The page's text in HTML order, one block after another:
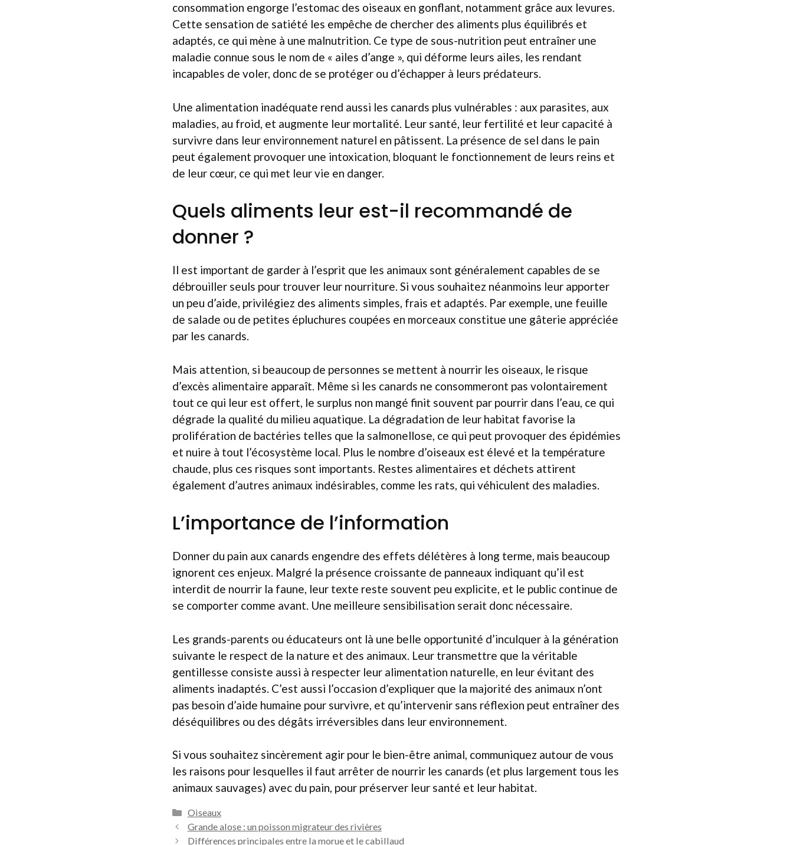
consommation engorge l’estomac des oiseaux en gonflant, notamment grâce aux levures.
Cette sensation de satiété les empêche de chercher des aliments plus équilibrés et
adaptés, ce qui mène à une malnutrition. Ce type de sous-nutrition peut entraîner une
maladie connue sous le nom de « ailes d’ange », qui déforme leurs ailes, les rendant
incapables de voler, donc de se protéger ou d’échapper à leurs prédateurs.
Une alimentation inadéquate rend aussi les canards plus vulnérables : aux parasites, aux
maladies, au froid, et augmente leur mortalité. Leur santé, leur fertilité et leur capacité à
survivre dans leur environnement naturel en pâtissent. La présence de sel dans le pain
peut également provoquer une intoxication, bloquant le fonctionnement de leurs reins et
de leur cœur, ce qui met leur vie en danger.
Quels aliments leur est-il recommandé de
donner ?
Il est important de garder à l’esprit que les animaux sont généralement capables de se
débrouiller seuls pour trouver leur nourriture. Si vous souhaitez néanmoins leur apporter
un peu d’aide, privilégiez des aliments simples, frais et adaptés. Par exemple, une feuille
de salade ou de petites épluchures coupées en morceaux constitue une gâterie appréciée
par les canards.
Mais attention, si beaucoup de personnes se mettent à nourrir les oiseaux, le risque
d’excès alimentaire apparaît. Même si les canards ne consommeront pas volontairement
tout ce qui leur est offert, le surplus non mangé finit souvent par pourrir dans l’eau, ce qui
dégrade la qualité du milieu aquatique. La dégradation de leur habitat favorise la
prolifération de bactéries telles que la salmonellose, ce qui peut provoquer des épidémies
et nuire à tout l’écosystème local. Plus le nombre d’oiseaux est élevé et la température
chaude, plus ces risques sont importants. Restes alimentaires et déchets attirent
également d’autres animaux indésirables, comme les rats, qui véhiculent des maladies.
L’importance de l’information
Donner du pain aux canards engendre des effets délétères à long terme, mais beaucoup
ignorent ces enjeux. Malgré la présence croissante de panneaux indiquant qu’il est
interdit de nourrir la faune, leur texte reste souvent peu explicite, et le public continue de
se comporter comme avant. Une meilleure sensibilisation serait donc nécessaire.
Les grands-parents ou éducateurs ont là une belle opportunité d’inculquer à la génération
suivante le respect de la nature et des animaux. Leur transmettre que la véritable
gentillesse consiste aussi à respecter leur alimentation naturelle, en leur évitant des
aliments inadaptés. C’est aussi l’occasion d’expliquer que la majorité des animaux n’ont
pas besoin d’aide humaine pour survivre, et qu’intervenir sans réflexion peut entraîner des
déséquilibres ou des dégâts irréversibles dans leur environnement.
Si vous souhaitez sincèrement agir pour le bien-être animal, communiquez autour de vous
les raisons pour lesquelles il faut arrêter de nourrir les canards (et plus largement tous les
animaux sauvages) avec du pain, pour préserver leur santé et leur habitat.
Catégories
Oiseaux
Grande alose : un poisson migrateur des rivières
Différences principales entre la morue et le cabillaud